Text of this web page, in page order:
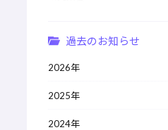
過去のお知らせ
2026年
2025年
2024年